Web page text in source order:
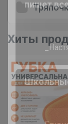
Хиты
С таким
точно не
Блузка